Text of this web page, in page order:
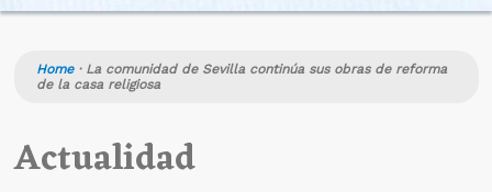
Home· La comunidad de Sevilla continúa sus obras de reforma
de la casa religiosa
Actualidad